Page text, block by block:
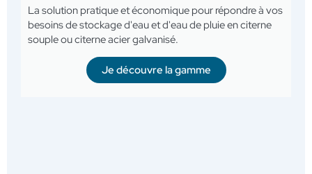
La solution pratique et économique pour répondre à vos
besoins de stockage d'eau et d'eau de pluie en citerne
souple ou citerne acier galvanisé.
Je découvre la gamme